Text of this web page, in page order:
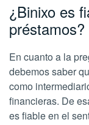
¿Binixo es
préstamos?
En cuanto a la
debemos saber
como
financieras. De
es fiable en el